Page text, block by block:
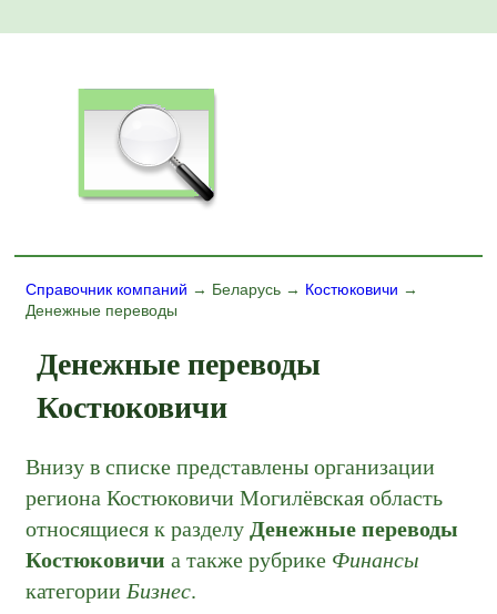
Справочник компаний → Беларусь → Костюковичи →
Денежные переводы
Денежные переводы
Костюковичи
Внизу в списке представлены организации
региона Костюковичи Могилёвская область
относящиеся к разделу Денежные переводы
Костюковичи а также рубрике Финансы
категории Бизнес.